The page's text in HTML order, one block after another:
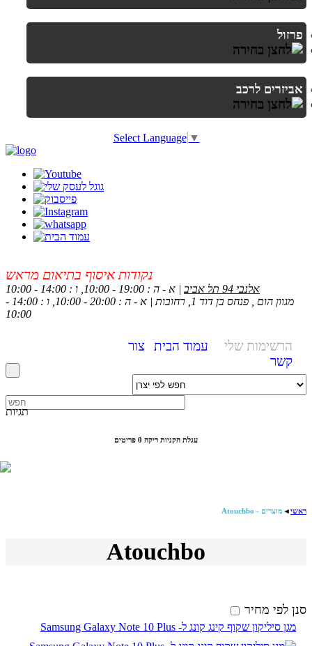
פרזול
אביזרים לרכב
Select Language ▼
נקודות איסוף בתיאום מראש
אלנבי 94 תל אביב
| א - ה : 19:00 - 10:00, ו : 14:00 - 10:00
מגוון הום , פנחס בן דוד 1, רחובות | א - ה : 20:00 - 10:00, ו : 14:00 -
10:00
הרשימות שלי עמוד הבית
צור
קשר
תגיות
עגלת הקניות ריקה 0 פריטים
ראשי◄ מוצרים - Atouchbo
Atouchbo
סנן לפי מחיר
מגן סיליקון שקוף קינג קונג ל- Samsung Galaxy Note 10 Plus